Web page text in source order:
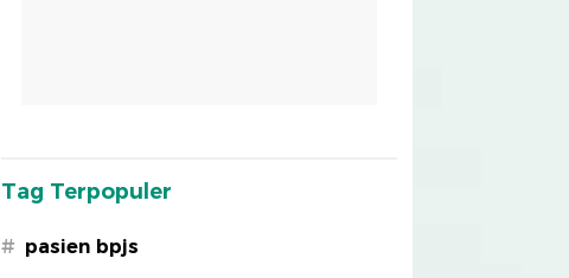
Tag Terpopuler
# pasien bpjs